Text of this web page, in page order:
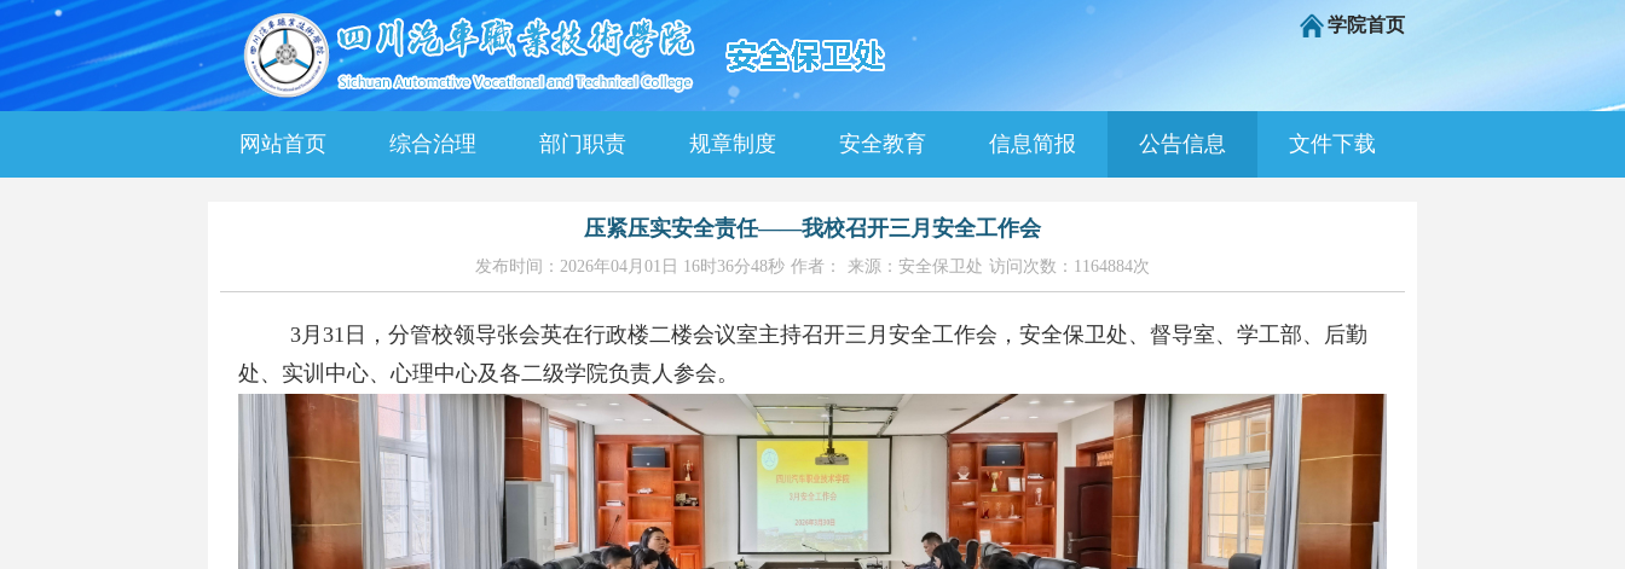
学院首页
网站首页 综合治理 部门职责 规章制度 安全教育 信息简报 公告信息 文件下载
压紧压实安全责任——我校召开三月安全工作会
发布时间：2026年04月01日 16时36分48秒 作者： 来源：安全保卫处 访问次数：1164884次
3月 31 日 ，分管校领导张会英在行政楼二楼会议室主持召开三月安全工作会，安全保卫处、督导室、学工部、后勤
处、实训中心、心理中心及各二级学院负责人参会。